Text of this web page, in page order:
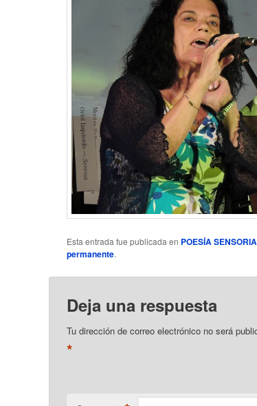
Esta entrada fue publicada en POESÍA
permanente.
Deja una respuesta
Tu dirección de correo electrónico no será
*